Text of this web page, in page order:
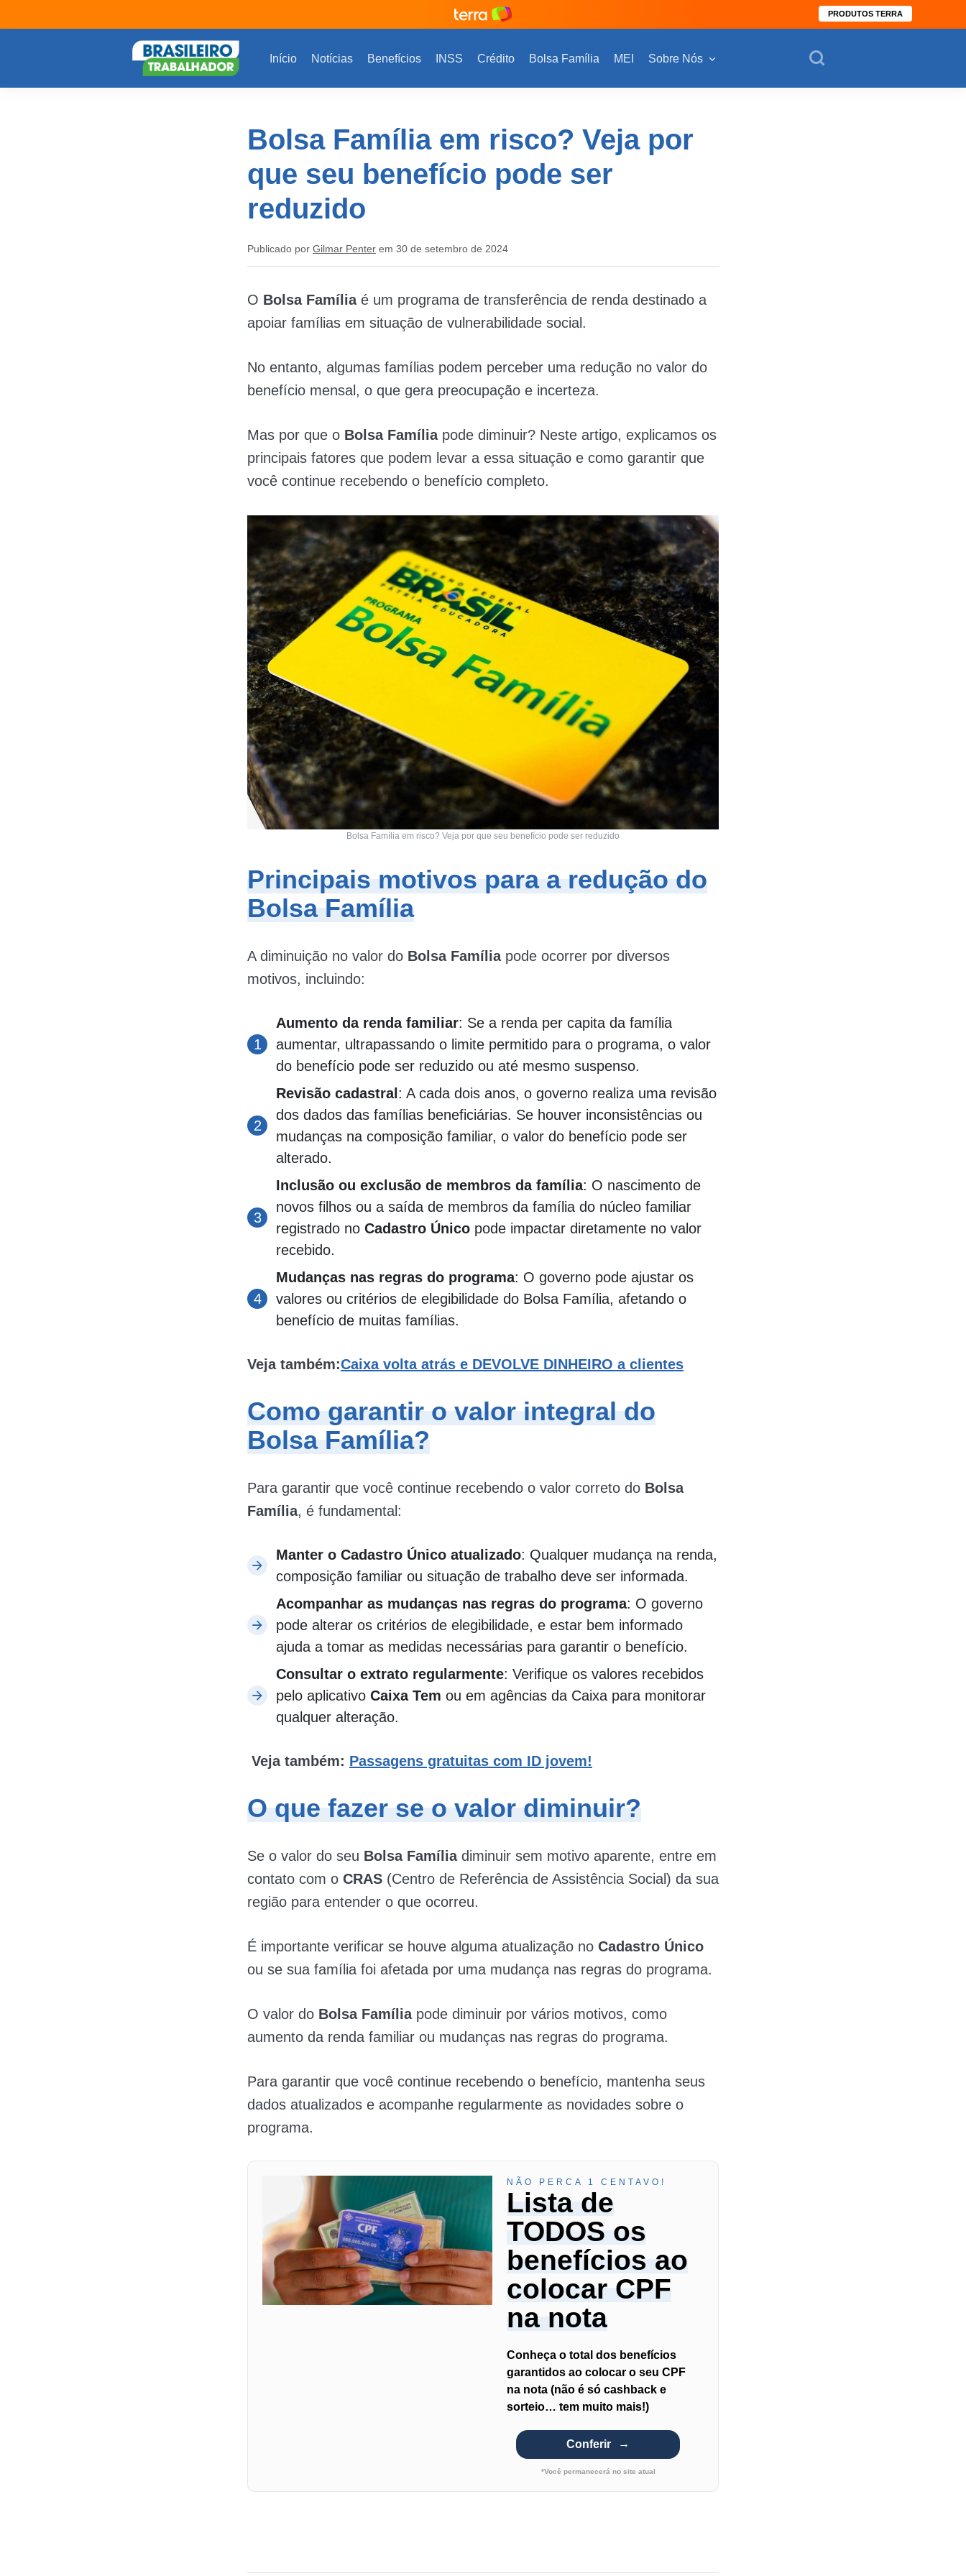
PRODUTOS TERRA
Início Notícias Benefícios INSS Crédito Bolsa Família MEI Sobre Nós
Bolsa Família em risco? Veja por
que seu benefício pode ser
reduzido
Publicado por Gilmar Penter em 30 de setembro de 2024
O Bolsa Famíliaé um programa de transferência de renda destinado a
apoiar famílias em situação de vulnerabilidade social.
No entanto, algumas famílias podem perceber uma redução no valor do
benefício mensal, o que gera preocupação e incerteza.
Mas por que o Bolsa Famíliapode diminuir? Neste artigo, explicamos os
principais fatores que podem levar a essa situação e como garantir que
você continue recebendo o benefício completo.
Bolsa Família em risco? Veja por que seu benefício pode ser reduzido
Principais motivos para a redução do
Bolsa Família
A diminuição no valor do Bolsa Famíliapode ocorrer por diversos
motivos, incluindo:
Aumento da renda familiar: Se a renda per capita da família
aumentar, ultrapassando o limite permitido para o programa, o valor
do benefício pode ser reduzido ou até mesmo suspenso.
Revisão cadastral : A cada dois anos, o governo realiza uma revisão
dos dados das famílias beneficiárias. Se houver inconsistências ou
mudanças na composição familiar, o valor do benefício pode ser
alterado.
Inclusão ou exclusão de membros da família: O nascimento de
novos filhos ou a saída de membros da família do núcleo familiar
registrado no Cadastro Único pode impactar diretamente no valor
recebido.
Mudanças nas regras do programa: O governo pode ajustar os
valores ou critérios de elegibilidade do Bolsa Família, afetando o
benefício de muitas famílias.
Veja também:Caixa volta atrás e DEVOLVE DINHEIRO a clientes
Como garantir o valor integral do
Bolsa Família?
Para garantir que você continue recebendo o valor correto do Bolsa
Família, é fundamental:
Manter o Cadastro Único atualizado: Qualquer mudança na renda,
composição familiar ou situação de trabalho deve ser informada.
Acompanhar as mudanças nas regras do programa: O governo
pode alterar os critérios de elegibilidade, e estar bem informado
ajuda a tomar as medidas necessárias para garantir o benefício.
Consultar o extrato regularmente: Verifique os valores recebidos
pelo aplicativo Caixa Tem ou em agências da Caixa para monitorar
qualquer alteração.
Veja também: Passagens gratuitas com ID jovem!
O que fazer se o valor diminuir?
Se o valor do seu Bolsa Famíliadiminuir sem motivo aparente, entre em
contato com o CRAS (Centro de Referência de Assistência Social) da sua
região para entender o que ocorreu.
É importante verificar se houve alguma atualização no Cadastro Único
ou se sua família foi afetada por uma mudança nas regras do programa.
O valor do Bolsa Famíliapode diminuir por vários motivos, como
aumento da renda familiar ou mudanças nas regras do programa.
Para garantir que você continue recebendo o benefício, mantenha seus
dados atualizados e acompanhe regularmente as novidades sobre o
programa.
NÃO PERCA 1 CENTAVO!
Lista de
TODOS os
benefícios ao
colocar CPF
na nota
Conheça o total dos benefícios
garantidos ao colocar o seu CPF
na nota (não é só cashback e
sorteio… tem muito mais!)
Conferir
*Você permanecerá no site atual